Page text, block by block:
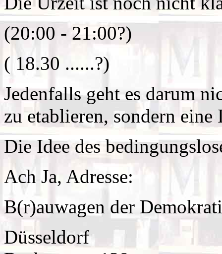
(20:00 - 21:00?)
( 18.30 ......?)
Jedenfalls geht es darum
zu etablieren, sondern eine
Die Idee des
Ach Ja, Adresse:
B(r)auwagen der
Düsseldorf